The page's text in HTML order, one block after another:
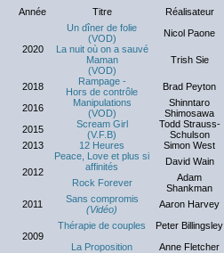
Année Titre Réalisateur
2020
Un dîner de folie
(VOD)
Nicol Paone
La nuit où on a sauvé
Maman
(VOD)
Trish Sie
2018
Rampage -
Hors de contrôle
Brad Peyton
2016
Manipulations
(VOD)
Shinntaro
Shimosawa
2015
Scream Girl
(V.F.B)
Todd Strauss-
Schulson
2013
12 Heures Simon West
2012
Peace, Love et plus si
affinités
David Wain
Rock Forever
Adam
Shankman
2011
Sans compromis
(Vidéo)
Aaron Harvey
2009
Thérapie de couples Peter Billingsley
La Proposition
Anne Fletcher